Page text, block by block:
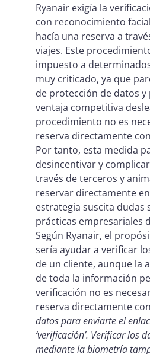
Ryanair exigía la
con reconocimiento
hacía una reserva a
viajes. Este
impuesto a
muy criticado, ya que
de protección de datos
ventaja competitiva
procedimiento no es
reserva directamente
Por tanto, esta medida
desincentivar y
través de terceros y
reservar directamente
estrategia suscita dudas
prácticas empresariales
Según Ryanair, el
sería ayudar a verificar
de un cliente, aunque la
de toda la información
verificación no es
reserva directamente
datos para enviarte el
‘verificación’. Verificar los
mediante la biometría